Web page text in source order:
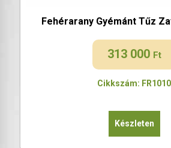
Fehérarany Gyémánt Tűz
313 000 Ft
Cikkszám: FR1010
Készleten